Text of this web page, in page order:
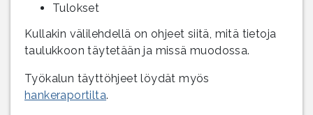
Tulokset​
Kullakin välilehdellä on ohjeet siitä, mitä tietoja
taulukkoon täytetään ja missä muodossa.
Työkalun täyttöhjeet löydät myös
hankeraportilta.